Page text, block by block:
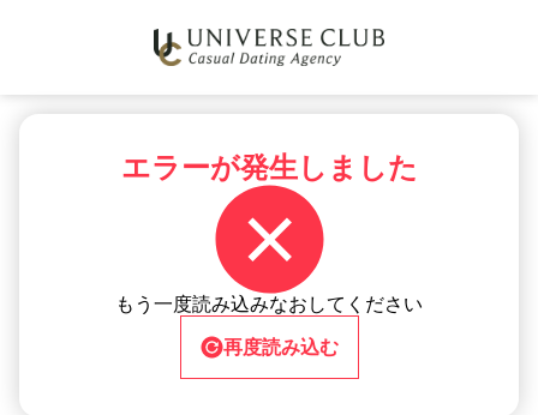
エラーが発生しました
もう一度読み込みなおしてください
再度読み込む